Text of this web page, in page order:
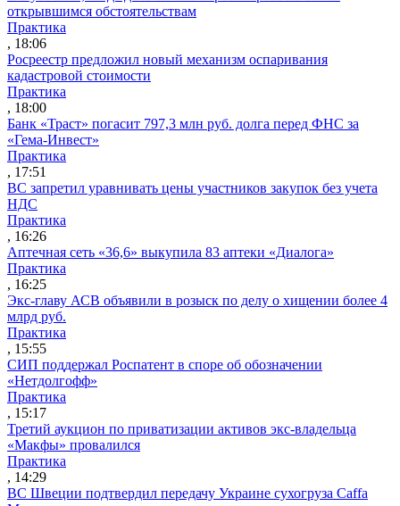
открывшимся обстоятельствам
Практика
, 18:06
Росреестр предложил новый механизм оспаривания
кадастровой стоимости
Практика
, 18:00
Банк «Траст» погасит 797,3 млн руб. долга перед ФНС за
«Гема-Инвест»
Практика
, 17:51
ВС запретил уравнивать цены участников закупок без учета
НДС
Практика
, 16:26
Аптечная сеть «36,6» выкупила 83 аптеки «Диалога»
Практика
, 16:25
Экс-главу АСВ объявили в розыск по делу о хищении более 4
млрд руб.
Практика
, 15:55
СИП поддержал Роспатент в споре об обозначении
«Нетдолгофф»
Практика
, 15:17
Третий аукцион по приватизации активов экс-владельца
«Макфы» провалился
Практика
, 14:29
ВС Швеции подтвердил передачу Украине сухогруза Caffa